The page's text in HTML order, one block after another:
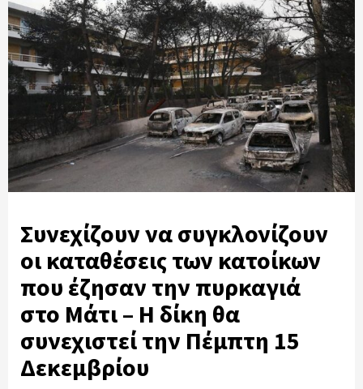
Συνεχίζουν να συγκλονίζουν
οι καταθέσεις των κατοίκων
που έζησαν την πυρκαγιά
στο Μάτι – Η δίκη θα
συνεχιστεί την Πέμπτη 15
Δεκεμβρίου